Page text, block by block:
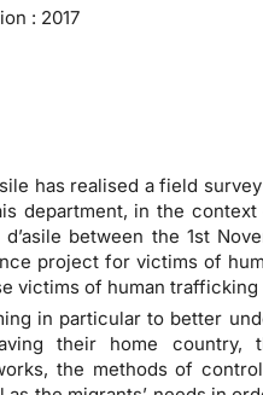
: 2017
has realised a field
department, in the
between the 1st
project for victims of
victims of human
in particular to better
their home country,
the methods of